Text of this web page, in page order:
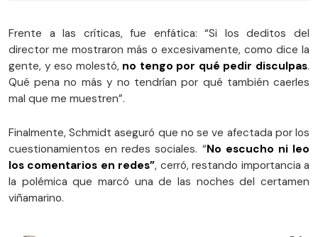
Frente a las críticas, fue enfática: “Si los deditos del
director me mostraron más o excesivamente, como dice la
gente, y eso molestó, no tengo por qué pedir disculpas.
Qué pena no más y no tendrían por qué también caerles
mal que me muestren”.
Finalmente, Schmidt aseguró que no se ve afectada por los
cuestionamientos en redes sociales. “No escucho ni leo
los comentarios en redes”, cerró, restando importancia a
la polémica que marcó una de las noches del certamen
viñamarino.